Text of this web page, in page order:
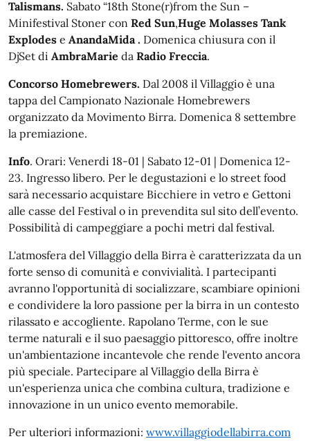
Talismans. Sabato “18th Stone(r)from the Sun –
Minifestival Stoner con Red Sun,Huge Molasses Tank
Explodes e AnandaMida . Domenica chiusura con il
DjSet di AmbraMarie da Radio Freccia.
Concorso Homebrewers. Dal 2008 il Villaggio è una
tappa del Campionato Nazionale Homebrewers
organizzato da Movimento Birra. Domenica 8 settembre
la premiazione.
Info. Orari: Venerdi 18-01 | Sabato 12-01 | Domenica 12-
23. Ingresso libero. Per le degustazioni e lo street food
sarà necessario acquistare Bicchiere in vetro e Gettoni
alle casse del Festival o in prevendita sul sito dell’evento.
Possibilità di campeggiare a pochi metri dal festival.
L'atmosfera del Villaggio della Birra è caratterizzata da un
forte senso di comunità e convivialità. I partecipanti
avranno l'opportunità di socializzare, scambiare opinioni
e condividere la loro passione per la birra in un contesto
rilassato e accogliente. Rapolano Terme, con le sue
terme naturali e il suo paesaggio pittoresco, offre inoltre
un'ambientazione incantevole che rende l'evento ancora
più speciale. Partecipare al Villaggio della Birra è
un'esperienza unica che combina cultura, tradizione e
innovazione in un unico evento memorabile.
Per ulteriori informazioni: www.villaggiodellabirra.com